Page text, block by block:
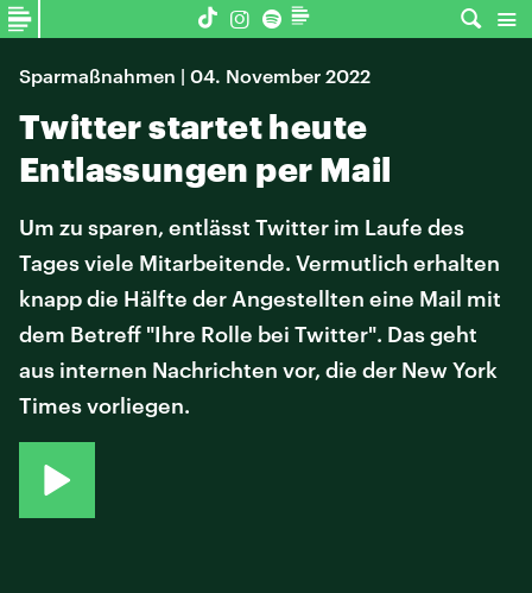
Sparmaßnahmen | 04. November 2022
Twitter startet heute
Entlassungen per Mail
Um zu sparen, entlässt Twitter im Laufe des
Tages viele Mitarbeitende. Vermutlich erhalten
knapp die Hälfte der Angestellten eine Mail mit
dem Betreff "Ihre Rolle bei Twitter". Das geht
aus internen Nachrichten vor, die der New York
Times vorliegen.